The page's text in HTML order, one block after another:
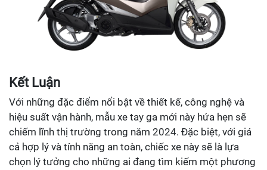
Kết Luận
Với những đặc điểm nổi bật về thiết kế, công nghệ và
hiệu suất vận hành, mẫu xe tay ga mới này hứa hẹn sẽ
chiếm lĩnh thị trường trong năm 2024. Đặc biệt, với giá
cả hợp lý và tính năng an toàn, chiếc xe này sẽ là lựa
chọn lý tưởng cho những ai đang tìm kiếm một phương